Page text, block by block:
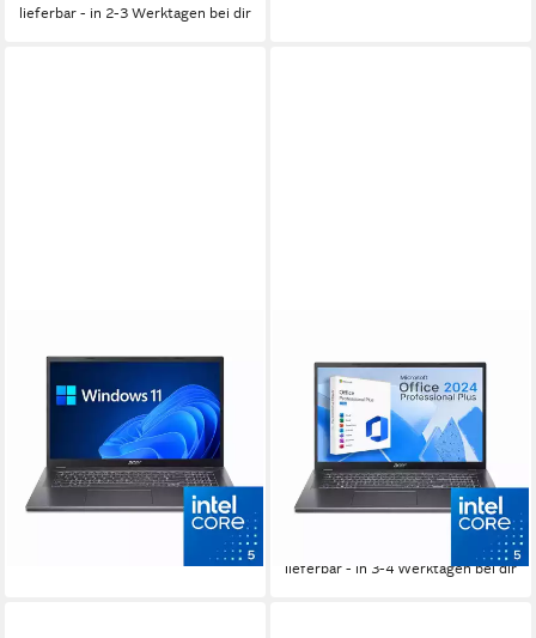
lieferbar - in 2-3 Werktagen bei dir
Aspire A17 Notebook
17.3 Zoll Bildschirmdiagonale
Prozessor
Arbeitsspeicher
699,00 € 749,00 €
20,29 €mtl. in 48 Raten
-7%
lieferbar - in 3-4 Werktagen bei dir
Aspire A17 Business-
Notebook
17.3 Zoll Bildschirmdiagonale
Intel Core i5 Prozessor
16 GB Arbeitsspeicher
739,00 € 789,00 €
21,46 €mtl. in 48 Raten
lieferbar - in 3-4 Werktagen bei dir